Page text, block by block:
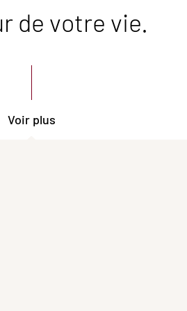
de votre vie.
Voir plus